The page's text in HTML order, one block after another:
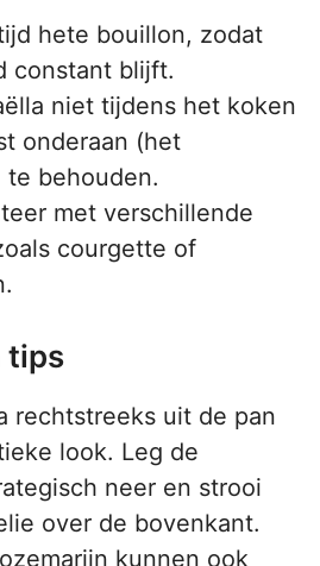
hete bouillon, zodat
constant blijft.
niet tijdens het koken
onderaan (het
te behouden.
met verschillende
courgette of
tips
rechtstreeks uit de pan
look. Leg de
neer en strooi
over de bovenkant.
kunnen ook